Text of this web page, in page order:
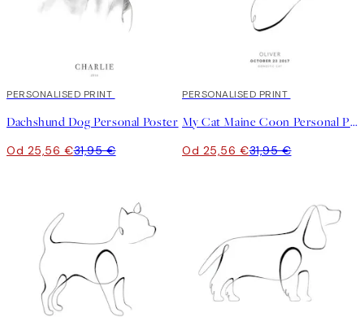
20%*
PERSONALISED PRINT
Dachshund Dog Personal Poster
Od 25,56 €31,95 €
20%*
PERSONALISED PRINT
My Cat Maine Coon Personal Plagát
Od 25,56 €31,95 €